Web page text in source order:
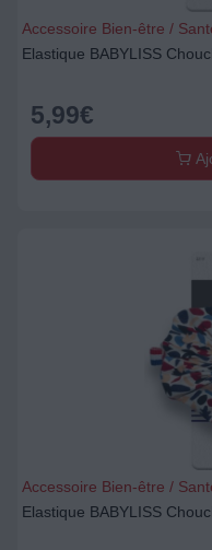
Accessoire Bien-être /
Elastique BABYLISS
5,99€
Accessoire Bien-être /
Elastique BABYLISS